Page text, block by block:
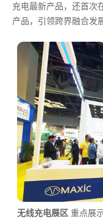
充电最新产品，还首次
产品，引领跨界融合发
无线充电展区 重点展